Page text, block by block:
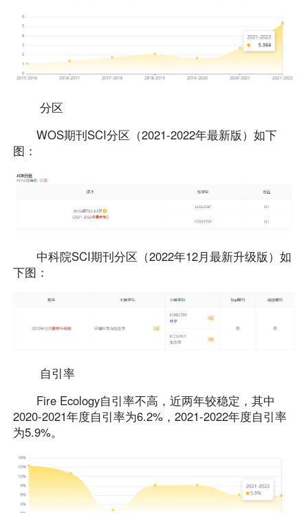
分区
WOS期刊SCI分区（2021-2022年最新版）如下
图：
中科院SCI期刊分区（2022年12月最新升级版）如
下图：
自引率
Fire Ecology自引率不高，近两年较稳定，其中
2020-2021年度自引率为6.2%，2021-2022年度自引率
为5.9%。